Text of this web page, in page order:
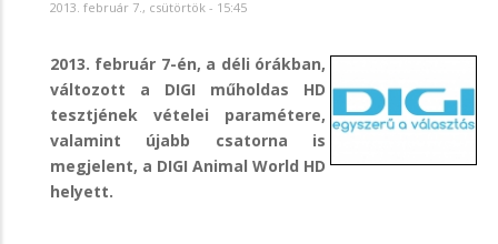
2013. február 7., csütörtök - 15:45
2013. február 7-én, a déli órákban,
változott a DIGI műholdas HD
tesztjének vételei paramétere,
valamint újabb csatorna is
megjelent, a DIGI Animal World HD
helyett.